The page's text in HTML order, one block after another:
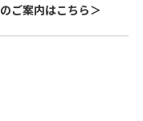
ご案内はこちら＞